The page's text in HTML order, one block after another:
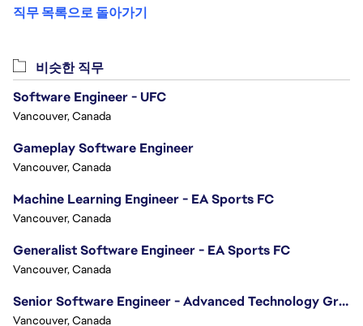
직무 목록으로 돌아가기
비슷한 직무
Software Engineer - UFC
Vancouver, Canada
Gameplay Software Engineer
Vancouver, Canada
Machine Learning Engineer - EA Sports FC
Vancouver, Canada
Generalist Software Engineer - EA Sports FC
Vancouver, Canada
Senior Software Engineer - Advanced Technology Group
Vancouver, Canada